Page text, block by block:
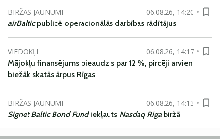
BIRŽAS JAUNUMI
06.08.26, 14:20
airBalticpublicē operacionālās darbības rādītājus
VIEDOKĻI
06.08.26, 14:17
Mājokļu finansējums pieaudzis par 12 %, pircēji arvien
biežāk skatās ārpus Rīgas
BIRŽAS JAUNUMI
06.08.26, 14:13
Signet Baltic Bond Fundiekļauts Nasdaq Riga biržā